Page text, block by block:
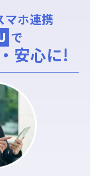
マホ連携
で
安心に!